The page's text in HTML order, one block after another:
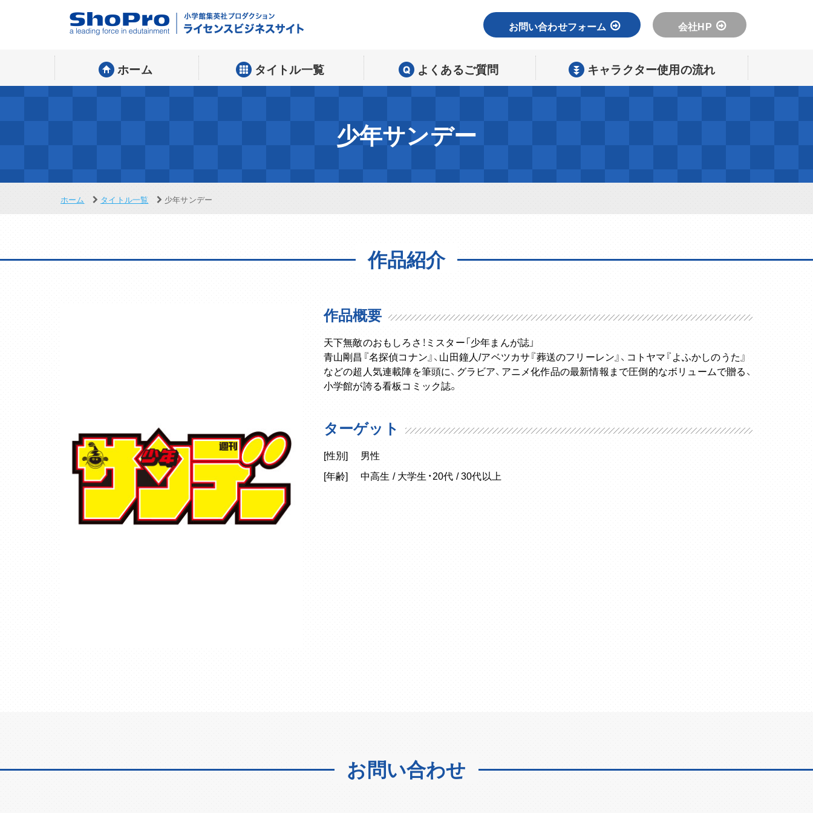
会社HP
お問い合わせフォーム
ホーム タイトル一覧 よくあるご質問 キャラクター使用の流れ
少年サンデー
ホーム タイトル一覧 少年サンデー
作品紹介
作品概要
天下無敵のおもしろさ！ミスター「少年まんが誌」
青山剛昌『名探偵コナン』、山田鐘人/アベツカサ『葬送のフリーレン』、コトヤマ『よふかしのうた』
などの超人気連載陣を筆頭に、グラビア、アニメ化作品の最新情報まで圧倒的なボリュームで贈る、
小学館が誇る看板コミック誌。
ターゲット
[性別]
男性
[年齢]
中高生 / 大学生・20代 / 30代以上
お問い合わせ